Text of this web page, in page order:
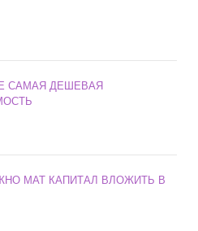
САМАЯ ДЕШЕВАЯ
МАТ КАПИТАЛ ВЛОЖИТЬ В